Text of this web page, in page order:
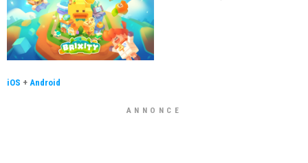
iOS + Android
ANNONCE